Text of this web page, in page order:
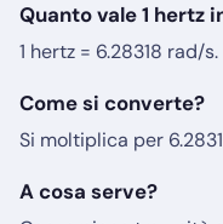
Quanto vale 1 hertz
1 hertz = 6.28318 rad/s.
Come si converte?
Si moltiplica per
A cosa serve?